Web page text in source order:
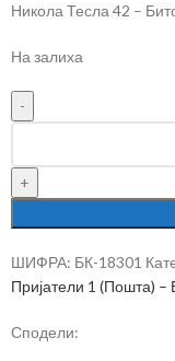
Никола Тесла 42 –
На залиха
ШИФРА: БК-18301
Пријатели 1 (Пошта) –
Сподели: